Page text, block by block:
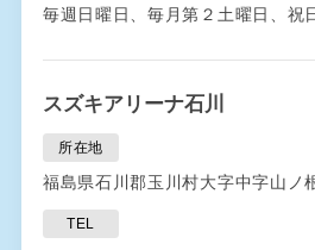
毎週日曜日、毎月第２土曜日、祝
スズキアリーナ石川
所在地
福島県石川郡玉川村大字中字山ノ
TEL